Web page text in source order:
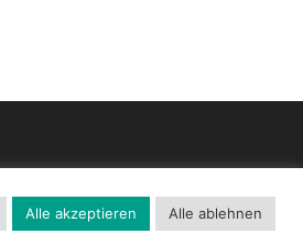
Alle akzeptieren Alle ablehnen